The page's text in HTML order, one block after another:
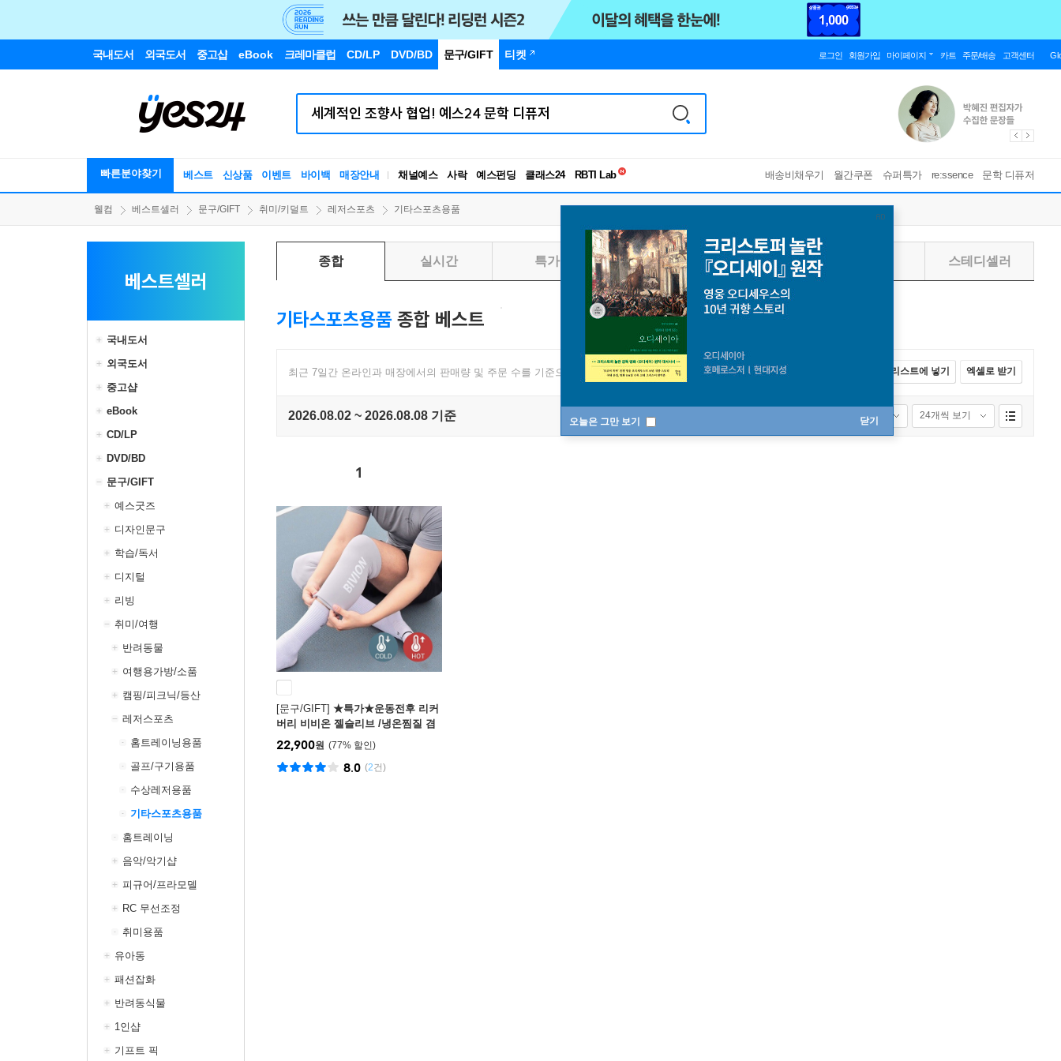
국내도서 외국도서 중고샵 eBook 크레마클럽 CD/LP DVD/BD 문구/GIFT 티켓 로그인 회원가입 마이페이지 카트 주문/배송 고객센터
빠른분야찾기 베스트 신상품 이벤트 바이백 매장안내 채널예스 사락 예스펀딩 클래스24
RBTI Lab
독서유형검사
배송비채우기 월간쿠폰 슈퍼특가 re:ssence 문학 디퓨저
오늘은 그만 보기 닫기
웰컴 베스트셀러 문구/GIFT 취미/키덜트 레저스포츠 기타스포츠용품
베스트셀러
국내도서
외국도서
중고샵
eBook
CD/LP
DVD/BD
문구/GIFT
예스굿즈
디자인문구
학습/독서
디지털
리빙
취미/여행
반려동물
여행용가방/소품
캠핑/피크닉/등산
레저스포츠
홈트레이닝용품
골프/구기용품
수상레저용품
기타스포츠용품
홈트레이닝
음악/악기샵
피규어/프라모델
RC 무선조정
취미용품
유아동
패션잡화
반려동식물
1인샵
기프트 픽
종합 실시간 특가 일별 주별 스테디셀러
기타스포츠용품 종합 베스트
최근 7일간 온라인과 매장에서의 판매량 및 주문 수를 기준으로 매일 1회 집계됩니다. 전체선택 카트에 넣기 리스트에 넣기 엑셀로 받기
2026.08.02 ~ 2026.08.08 기준 품절포함 24개씩 보기
1
[문구/GIFT] ★특가★운동전후 리커
버리 비비온 젤슬리브 /냉온찜질 겸
용/종아리/무릎/허벅지/팔꿈치
77%
22,900원
(2건)
8.0